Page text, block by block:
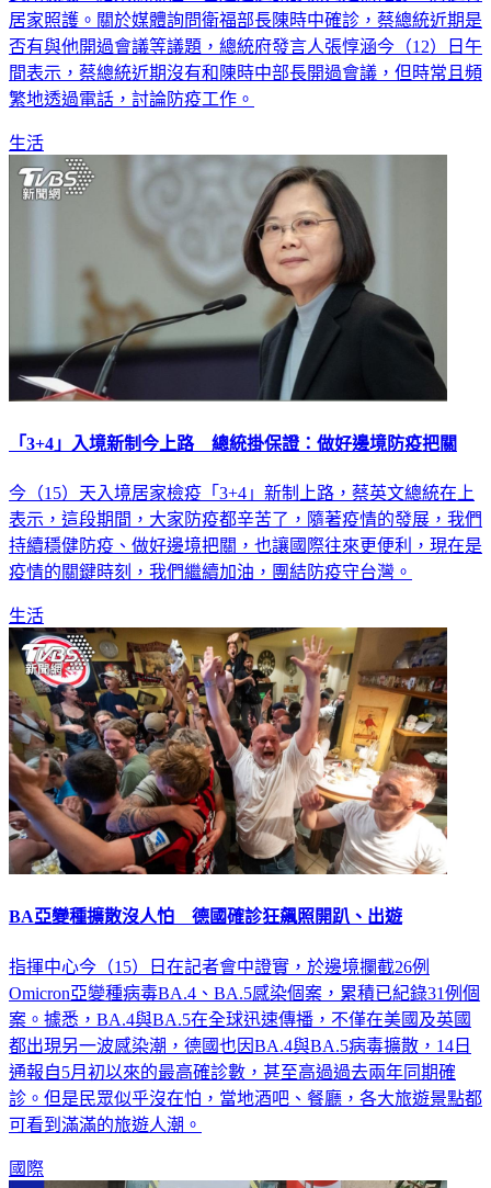
居家照護。關於媒體詢問衛福部長陳時中確診，蔡總統近期是
否有與他開過會議等議題，總統府發言人張惇涵今（12）日午
間表示，蔡總統近期沒有和陳時中部長開過會議，但時常且頻
繁地透過電話，討論防疫工作。
生活
「3+4」入境新制今上路 總統掛保證：做好邊境防疫把關
今（15）天入境居家檢疫「3+4」新制上路，蔡英文總統在上
表示，這段期間，大家防疫都辛苦了，隨著疫情的發展，我們
持續穩健防疫、做好邊境把關，也讓國際往來更便利，現在是
疫情的關鍵時刻，我們繼續加油，團結防疫守台灣。
生活
BA亞變種擴散沒人怕 德國確診狂飆照開趴、出遊
指揮中心今（15）日在記者會中證實，於邊境攔截26例
Omicron亞變種病毒BA.4、BA.5感染個案，累積已紀錄31例個
案。據悉，BA.4與BA.5在全球迅速傳播，不僅在美國及英國
都出現另一波感染潮，德國也因BA.4與BA.5病毒擴散，14日
通報自5月初以來的最高確診數，甚至高過過去兩年同期確
診。但是民眾似乎沒在怕，當地酒吧、餐廳，各大旅遊景點都
可看到滿滿的旅遊人潮。
國際